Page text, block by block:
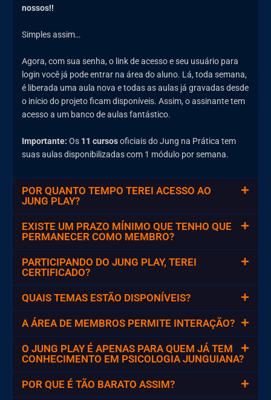
nossos!!
Simples assim…
Agora, com sua senha, o link de acesso e seu usuário para
login você já pode entrar na área do aluno. Lá, toda semana,
é liberada uma aula nova e todas as aulas já gravadas desde
o início do projeto ficam disponíveis. Assim, o assinante tem
acesso a um banco de aulas fantástico.
Importante: Os 11 cursosoficiais do Jung na Prática tem
suas aulas disponibilizadas com 1 módulo por semana.
POR QUANTO TEMPO TEREI ACESSO AO
JUNG PLAY?
EXISTE UM PRAZO MÍNIMO QUE TENHO QUE
PERMANECER COMO MEMBRO?
PARTICIPANDO DO JUNG PLAY, TEREI
CERTIFICADO?
QUAIS TEMAS ESTÃO DISPONÍVEIS?
A ÁREA DE MEMBROS PERMITE INTERAÇÃO?
O JUNG PLAY É APENAS PARA QUEM JÁ TEM
CONHECIMENTO EM PSICOLOGIA JUNGUIANA?
POR QUE É TÃO BARATO ASSIM?